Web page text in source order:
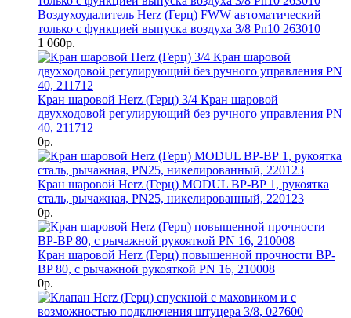
Воздухоудалитель Herz (Герц) FWW автоматический
только с функцией выпуска воздуха 3/8 Pn10 263010
1 060р.
Кран шаровой Herz (Герц) 3/4 Кран шаровой
двухходовой регулирующий без ручного управления PN
40, 211712
0р.
Кран шаровой Herz (Герц) MODUL ВР-ВР 1, рукоятка
сталь, рычажная, PN25, никелированный, 220123
0р.
Кран шаровой Herz (Герц) повышенной прочности BP-
BP 80, с рычажной рукояткой PN 16, 210008
0р.